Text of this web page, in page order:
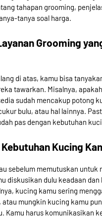
tahapan grooming,
tanya soal harga.
Grooming
di atas, kamu bisa
tawarkan. Misalnya,
sudah mencakup potong
bulu, atau hal lainnya.
pas dengan kebutuhan
Kucing
sebelum memutuskan untuk
diskusikan dulu keadaan dan
kucing kamu sering
mungkin kucing kamu
Kamu harus komunikasikan